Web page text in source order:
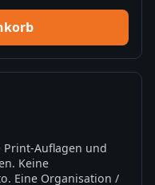
Auflagen und
Keine
Eine Organisation /